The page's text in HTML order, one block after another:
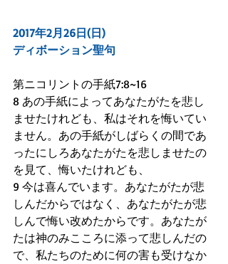
2017年2月26日(日)
ディボーション聖句
第ニコリントの手紙7:8~16
8 あの手紙によってあなたがたを悲し
ませたけれども、私はそれを悔いてい
ません。あの手紙がしばらくの間であ
ったにしろあなたがたを悲しませたの
を見て、悔いたけれども、
9 今は喜んでいます。あなたがたが悲
しんだからではなく、あなたがたが悲
しんで悔い改めたからです。あなたが
たは神のみこころに添って悲しんだの
で、私たちのために何の害も受けなか